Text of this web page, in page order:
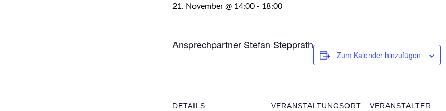
21. November @ 14:00 - 18:00
Ansprechpartner Stefan Stepprath
Zum Kalender hinzufügen
DETAILS VERANSTALTUNGSORT VERANSTALTER